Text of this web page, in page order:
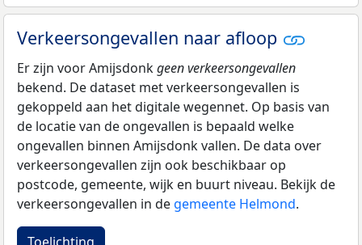
Verkeersongevallen naar afloop
Er zijn voor Amijsdonkgeen verkeersongevallen
bekend. De dataset met verkeersongevallen is
gekoppeld aan het digitale wegennet. Op basis van
de locatie van de ongevallen is bepaald welke
ongevallen binnen Amijsdonk vallen. De data over
verkeersongevallen zijn ook beschikbaar op
postcode, gemeente, wijk en buurt niveau. Bekijk de
verkeersongevallen in de gemeente Helmond.